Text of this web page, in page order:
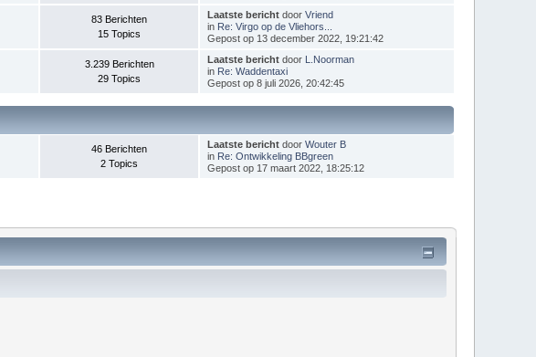
83 Berichten
15 Topics
Laatste berichtdoor Vriend
in Re: Virgo op de Vliehors...
Gepost op 13 december 2022, 19:21:42
3.239 Berichten
29 Topics
Laatste berichtdoor L.Noorman
in Re: Waddentaxi
Gepost op 8 juli 2026, 20:42:45
46 Berichten
2 Topics
Laatste berichtdoor Wouter B
in Re: Ontwikkeling BBgreen
Gepost op 17 maart 2022, 18:25:12